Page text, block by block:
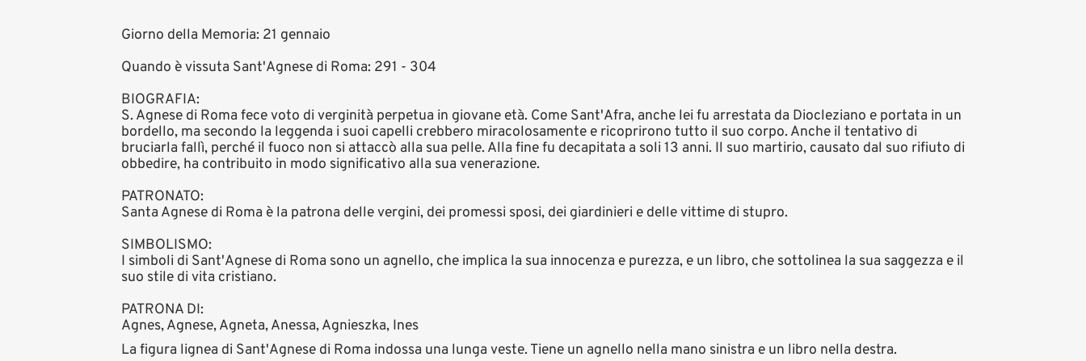
Giorno della Memoria: 21 gennaio
Quando è vissuta Sant'Agnese di Roma: 291 - 304
BIOGRAFIA:
S. Agnese di Roma fece voto di verginità perpetua in giovane età. Come Sant'Afra, anche lei fu arrestata da Diocleziano e portata in un
bordello, ma secondo la leggenda i suoi capelli crebbero miracolosamente e ricoprirono tutto il suo corpo. Anche il tentativo di
bruciarla fallì, perché il fuoco non si attaccò alla sua pelle. Alla fine fu decapitata a soli 13 anni. Il suo martirio, causato dal suo rifiuto di
obbedire, ha contribuito in modo significativo alla sua venerazione.
PATRONATO:
Santa Agnese di Roma è la patrona delle vergini, dei promessi sposi, dei giardinieri e delle vittime di stupro.
SIMBOLISMO:
I simboli di Sant'Agnese di Roma sono un agnello, che implica la sua innocenza e purezza, e un libro, che sottolinea la sua saggezza e il
suo stile di vita cristiano.
PATRONA DI:
Agnes, Agnese, Agneta, Anessa, Agnieszka, Ines
La figura lignea di Sant'Agnese di Roma indossa una lunga veste. Tiene un agnello nella mano sinistra e un libro nella destra.